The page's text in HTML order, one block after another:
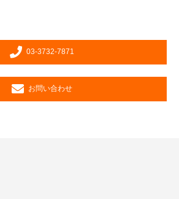
03-3732-7871
お問い合わせ